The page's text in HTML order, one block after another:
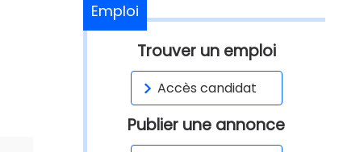
Emploi
Trouver un emploi
Accès candidat
Publier une annonce